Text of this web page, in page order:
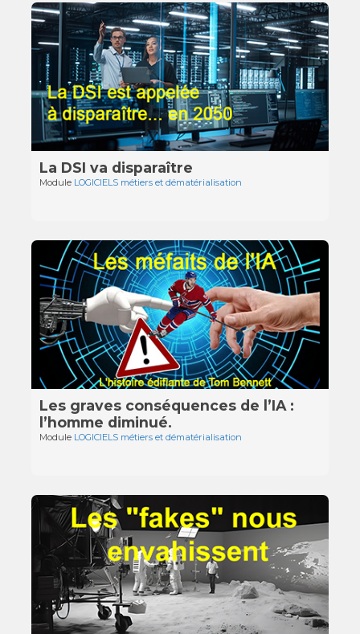
La DSI va disparaître
Module LOGICIELS métiers et dématérialisation
Les graves conséquences de l’IA :
l’homme diminué.
Module LOGICIELS métiers et dématérialisation